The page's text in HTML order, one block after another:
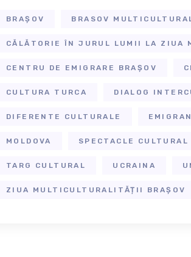
BRAȘOV BRASOV
CĂLĂTORIE ÎN JURUL LUMII LA ZIUA
CENTRU DE EMIGRARE BRAȘOV
CULTURA TURCA DIALOG
DIFERENTE CULTURALE
MOLDOVA SPECTACLE CULTURAL
TARG CULTURAL UCRAINA
ZIUA MULTICULTURALITĂȚII BRAȘOV